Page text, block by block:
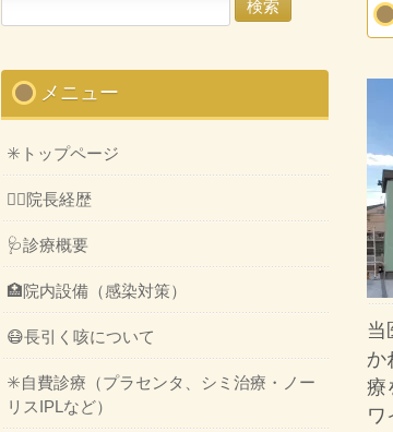
当
か
療
ワ
索:
メニュー
✳️トップページ
👨‍⚕️院長経歴
🩺診療概要
🏥院内設備（感染対策）
😷長引く咳について
✳️自費診療（プラセンタ、シミ治療・ノー
リスIPLなど）